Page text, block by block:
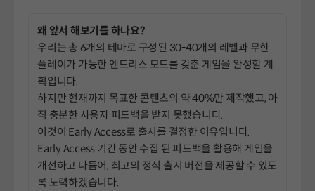
왜 앞서 해보기를 하나요?
우리는 총 6개의 테마로 구성된 30-40개의 레벨과 무한
플레이가 가능한 엔드리스 모드를 갖춘 게임을 완성할 계
획입니다.
하지만 현재까지 목표한 콘텐츠의 약 40%만 제작했고, 아
직 충분한 사용자 피드백을 받지 못했습니다.
이것이 Early Access로 출시를 결정한 이유입니다.
Early Access 기간 동안 수집 된 피드백을 활용해 게임을
개선하고 다듬어, 최고의 정식 출시 버전을 제공할 수 있도
록 노력하겠습니다.